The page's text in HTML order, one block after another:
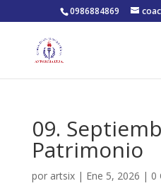
0986884869
09.
Patrimonio
por artsix| Ene 5, 2026 | 0